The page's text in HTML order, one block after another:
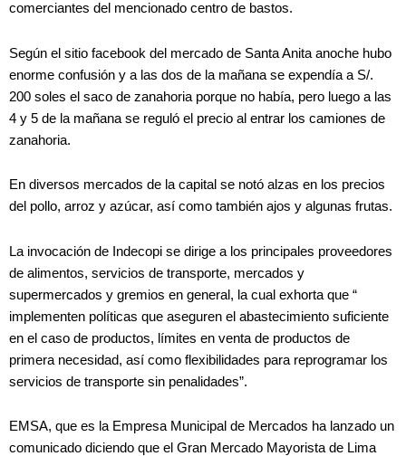
comerciantes del mencionado centro de bastos.
Según el sitio facebook del mercado de Santa Anita anoche hubo
enorme confusión y a las dos de la mañana se expendía a S/.
200 soles el saco de zanahoria porque no había, pero luego a las
4 y 5 de la mañana se reguló el precio al entrar los camiones de
zanahoria.
En diversos mercados de la capital se notó alzas en los precios
del pollo, arroz y azúcar, así como también ajos y algunas frutas.
La invocación de Indecopi se dirige a los principales proveedores
de alimentos, servicios de transporte, mercados y
supermercados y gremios en general, la cual exhorta que “
implementen políticas que aseguren el abastecimiento suficiente
en el caso de productos, límites en venta de productos de
primera necesidad, así como flexibilidades para reprogramar los
servicios de transporte sin penalidades”.
EMSA, que es la Empresa Municipal de Mercados ha lanzado un
comunicado diciendo que el Gran Mercado Mayorista de Lima